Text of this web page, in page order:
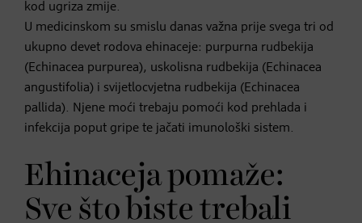
kod ugriza zmije.
U medicinskom su smislu danas važna prije svega tri od
ukupno devet rodova ehinaceje: purpurna rudbekija
(Echinacea purpurea), uskolisna rudbekija (Echinacea
angustifolia) i svijetlocvjetna rudbekija (Echinacea
pallida). Njene moći trebaju pomoći kod prehlada i
infekcija poput gripe te jačati imunološki sistem.
Ehinaceja pomaže:
Sve što biste trebali